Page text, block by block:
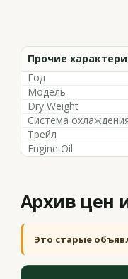
Прочие
Год
Модель
Dry Weight
Система
Трейл
Engine Oil
Архив цен
Это старые